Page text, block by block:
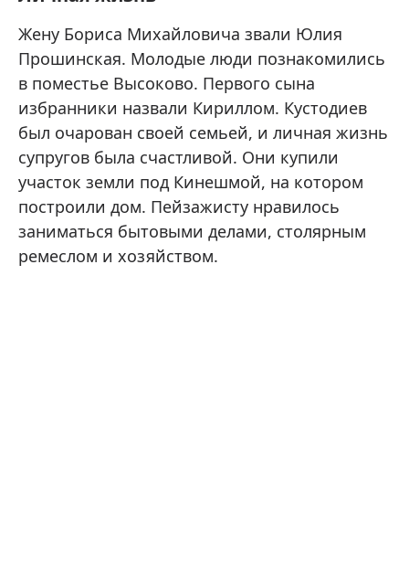
Жену Бориса Михайловича звали Юлия
Прошинская. Молодые люди познакомились
в поместье Высоково. Первого сына
избранники назвали Кириллом. Кустодиев
был очарован своей семьей, и личная жизнь
супругов была счастливой. Они купили
участок земли под Кинешмой, на котором
построили дом. Пейзажисту нравилось
заниматься бытовыми делами, столярным
ремеслом и хозяйством.